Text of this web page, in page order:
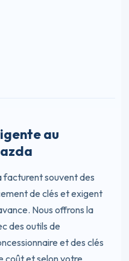
au
facturent souvent des
de clés et exigent
Nous offrons la
des outils de
et des clés